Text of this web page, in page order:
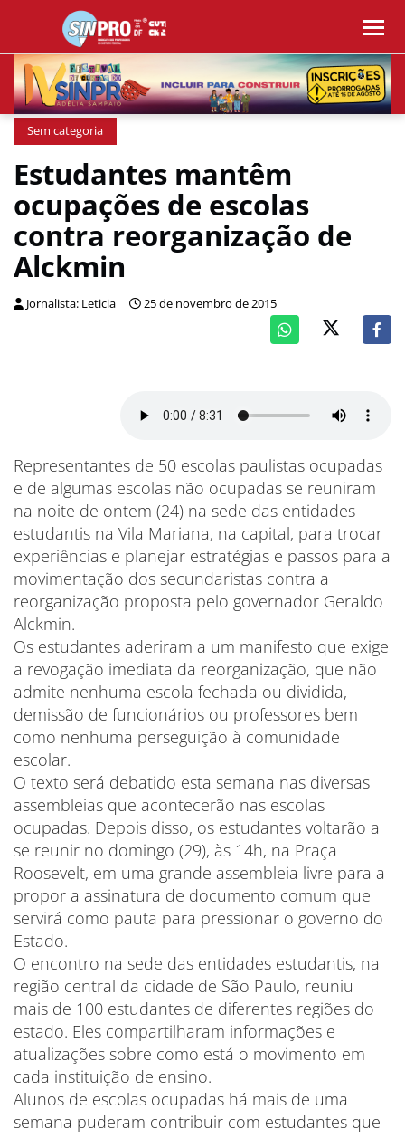
Sem categoria
Estudantes mantêm
ocupações de escolas
contra reorganização de
Alckmin
Jornalista: Leticia 25 de novembro de 2015
Representantes de 50 escolas paulistas ocupadas
e de algumas escolas não ocupadas se reuniram
na noite de ontem (24) na sede das entidades
estudantis na Vila Mariana, na capital, para trocar
experiências e planejar estratégias e passos para a
movimentação dos secundaristas contra a
reorganização proposta pelo governador Geraldo
Alckmin.
Os estudantes aderiram a um manifesto que exige
a revogação imediata da reorganização, que não
admite nenhuma escola fechada ou dividida,
demissão de funcionários ou professores bem
como nenhuma perseguição à comunidade
escolar.
O texto será debatido esta semana nas diversas
assembleias que acontecerão nas escolas
ocupadas. Depois disso, os estudantes voltarão a
se reunir no domingo (29), às 14h, na Praça
Roosevelt, em uma grande assembleia livre para a
propor a assinatura de documento comum que
servirá como pauta para pressionar o governo do
Estado.
O encontro na sede das entidades estudantis, na
região central da cidade de São Paulo, reuniu
mais de 100 estudantes de diferentes regiões do
estado. Eles compartilharam informações e
atualizações sobre como está o movimento em
cada instituição de ensino.
Alunos de escolas ocupadas há mais de uma
semana puderam contribuir com estudantes que